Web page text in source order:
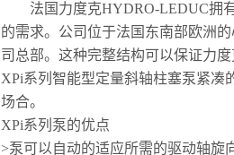
法国力度克HYDRO-LEDUC拥有
的需求。公司位于法国东南部欧洲
司总部。这种完整结构可以保证力
XPi系列智能型定量斜轴柱塞泵紧凑
场合。
XPi系列泵的优点
>泵可以自动的适应所需的驱动轴旋